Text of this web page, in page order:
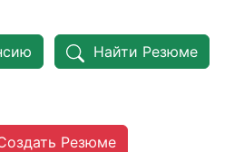
Найти Резюме
Резюме